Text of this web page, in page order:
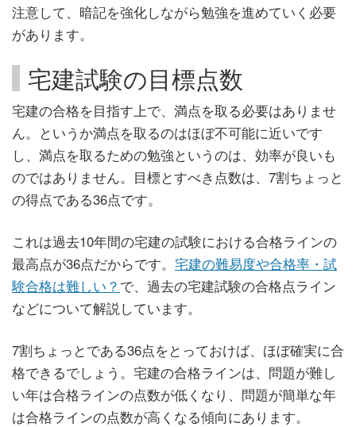
注意して、暗記を強化しながら勉強を進めていく必要
があります。
宅建試験の目標点数
宅建の合格を目指す上で、満点を取る必要はありませ
ん。というか満点を取るのはほぼ不可能に近いです
し、満点を取るための勉強というのは、効率が良いも
のではありません。目標とすべき点数は、7割ちょっと
の得点である36点です。
これは過去10年間の宅建の試験における合格ラインの
最高点が36点だからです。 宅建の難易度や合格率・試
験合格は難しい？ で、過去の宅建試験の合格点ライン
などについて解説しています。
7割ちょっとである36点をとっておけば、ほぼ確実に合
格できるでしょう。宅建の合格ラインは、問題が難し
い年は合格ラインの点数が低くなり、問題が簡単な年
は合格ラインの点数が高くなる傾向にあります。